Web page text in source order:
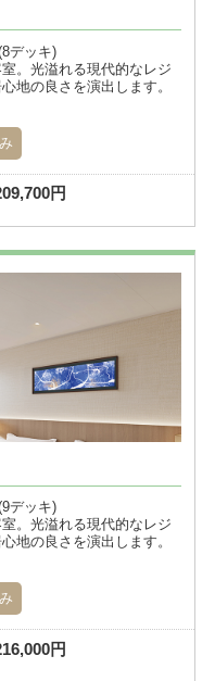
デッキ)
。光溢れる現代的なレジ
地の良さを演出します。
円
デッキ)
。光溢れる現代的なレジ
地の良さを演出します。
円